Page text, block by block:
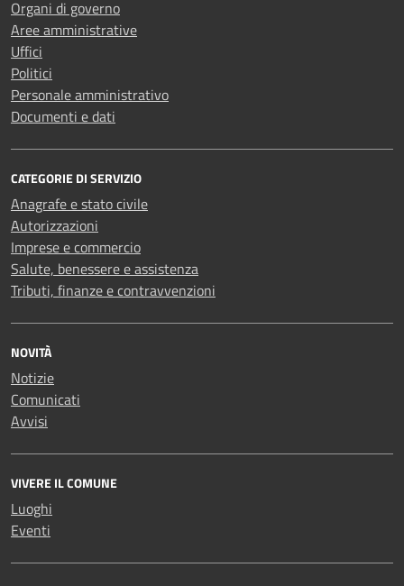
Organi di governo
Aree amministrative
Uffici
Politici
Personale amministrativo
Documenti e dati
CATEGORIE DI SERVIZIO
Anagrafe e stato civile
Autorizzazioni
Imprese e commercio
Salute, benessere e assistenza
Tributi, finanze e contravvenzioni
NOVITÀ
Notizie
Comunicati
Avvisi
VIVERE IL COMUNE
Luoghi
Eventi